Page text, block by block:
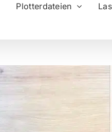
Plotterdateien